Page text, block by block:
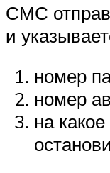
СМС
и
номер
номер
на